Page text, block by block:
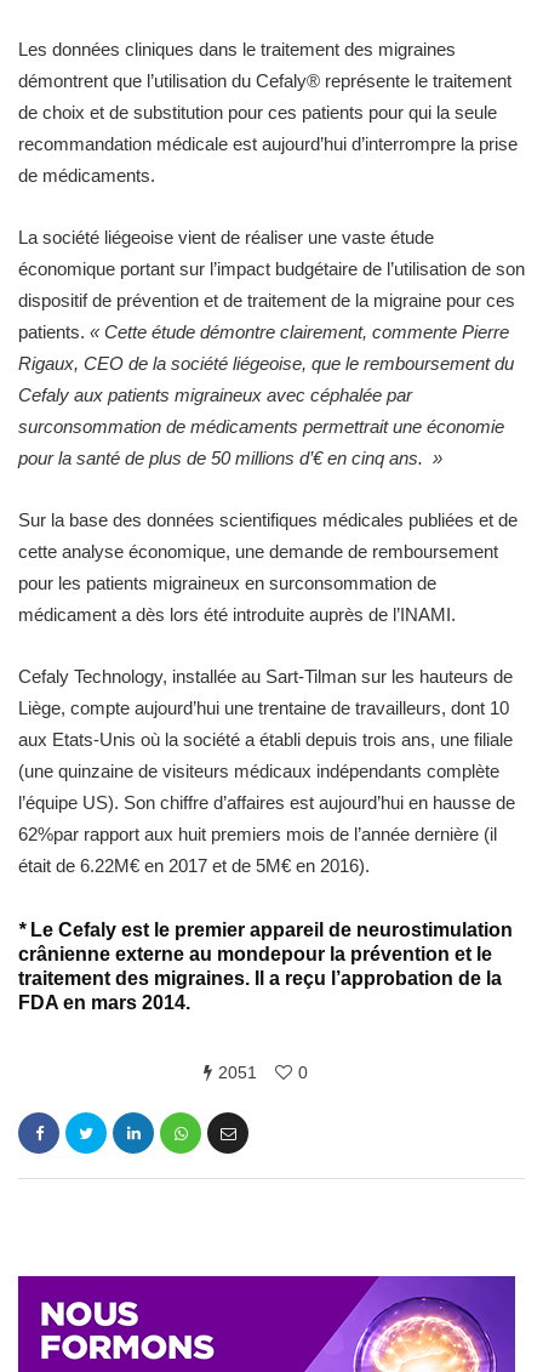
Les données cliniques dans le traitement des migraines
démontrent que l’utilisation du Cefaly® représente le traitement
de choix et de substitution pour ces patients pour qui la seule
recommandation médicale est aujourd’hui d’interrompre la prise
de médicaments.
La société liégeoise vient de réaliser une vaste étude
économique portant sur l’impact budgétaire de l’utilisation de son
dispositif de prévention et de traitement de la migraine pour ces
patients. « Cette étude démontre clairement, commente Pierre
Rigaux, CEO de la société liégeoise, que le remboursement du
Cefaly aux patients migraineux avec céphalée par
surconsommation de médicaments permettrait une économie
pour la santé de plus de 50 millions d’€ en cinq ans. »
Sur la base des données scientifiques médicales publiées et de
cette analyse économique, une demande de remboursement
pour les patients migraineux en surconsommation de
médicament a dès lors été introduite auprès de l’INAMI.
Cefaly Technology, installée au Sart-Tilman sur les hauteurs de
Liège, compte aujourd’hui une trentaine de travailleurs, dont 10
aux Etats-Unis où la société a établi depuis trois ans, une filiale
(une quinzaine de visiteurs médicaux indépendants complète
l’équipe US). Son chiffre d’affaires est aujourd’hui en hausse de
62%par rapport aux huit premiers mois de l’année dernière (il
était de 6.22M€ en 2017 et de 5M€ en 2016).
* Le Cefaly est le premier appareil de neurostimulation
crânienne externe au mondepour la prévention et le
traitement des migraines. Il a reçu l’approbation de la
FDA en mars 2014.
2051 0